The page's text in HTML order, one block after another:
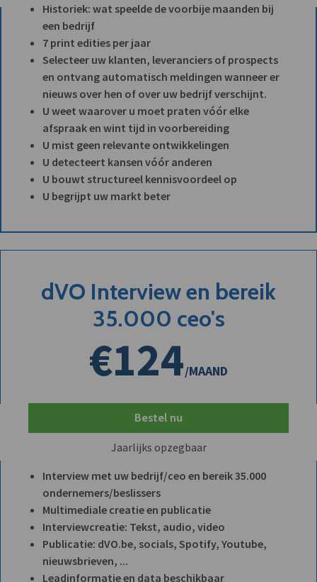
Historiek: wat speelde de voorbije maanden bij
een bedrijf
7 print edities per jaar
Selecteer uw klanten, leveranciers of prospects
en ontvang automatisch meldingen wanneer er
nieuws over hen of over uw bedrijf verschijnt.
U weet waarover u moet praten vóór elke
afspraak en wint tijd in voorbereiding
U mist geen relevante ontwikkelingen
U detecteert kansen vóór anderen
U bouwt structureel kennisvoordeel op
U begrijpt uw markt beter
dVO Interview en bereik
35.000 ceo's
€124/MAAND
Bestel nu
Jaarlijks opzegbaar
Interview met uw bedrijf/ceo en bereik 35.000
ondernemers/beslissers
Multimediale creatie en publicatie
Interviewcreatie: Tekst, audio, video
Publicatie: dVO.be, socials, Spotify, Youtube,
nieuwsbrieven, ...
Leadinformatie en data beschikbaar